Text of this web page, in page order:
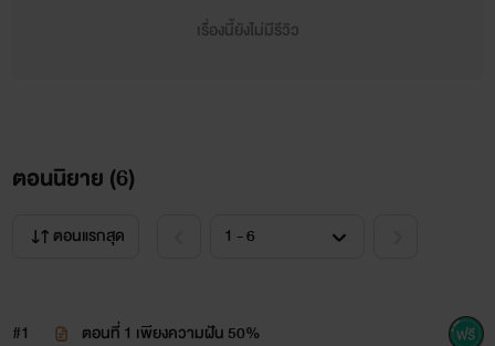
ชนม์ภูมิ รัตนไพรกูล อายุ 32 ปี
เรื่องนี้ยังไม่มีรีวิว
ตอนนิยาย (6)
ตอนแรกสุด
#1 ตอนที่ 1 เพียงความฝัน 50%